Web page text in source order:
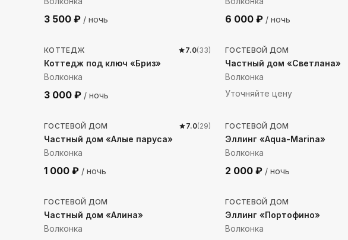
3 500 ₽ / ночь 6 000 ₽ / ночь
402м до моря
КОТТЕДЖ 7.0(33)
Коттедж под ключ «Бриз»
Волконка
3 000 ₽ / ночь
238м до моря
ГОСТЕВОЙ ДОМ
Частный дом «Светлана»
Волконка
Уточняйте цену
369м до моря
ГОСТЕВОЙ ДОМ 7.0(29)
Частный дом «Алые паруса»
Волконка
1 000 ₽ / ночь
м до моря
ГОСТЕВОЙ ДОМ
Эллинг «Aqua-Marina»
Волконка
2 000 ₽ / ночь
174м до моря
ГОСТЕВОЙ ДОМ
Частный дом «Алина»
Волконка
24 м до моря
ГОСТЕВОЙ ДОМ
Эллинг «Портофино»
Волконка